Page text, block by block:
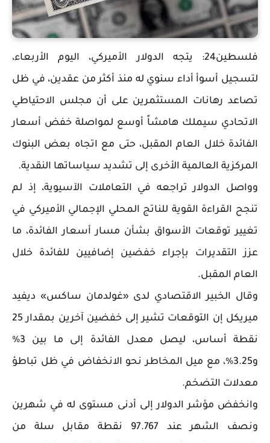
فلسطين24: يتجه الدولار الأميركي، اليوم الأربعاء،
لتسجيل أسوأ أداء سنوي له منذ أكثر من عقدين، في ظل
تصاعد رهانات المستثمرين على أن مجلس الاحتياطي
الاتحادي سيملك هامشاً أوسع لمواصلة خفض أسعار
الفائدة خلال العام المقبل، حتى مع اتجاه بعض البنوك
المركزية العالمية الأخرى إلى تشديد سياساتها النقدية.
وواصل الدولار تراجعه في التعاملات الآسيوية، إذ لم
تنجح القراءة القوية للناتج المحلي الإجمالي الأميركي في
تغيير توقعات الأسواق بشأن مسار أسعار الفائدة، ما
عزز التقديرات بإجراء خفضين إضافيين للفائدة خلال
العام المقبل.
وقال الخبير الاقتصادي لدى «غولدمان ساكس» ديفيد
ميريكل إن التوقعات تشير إلى خفضين آخرين بمقدار 25
نقطة أساس، ليصل معدل الفائدة إلى ما بين 3%
و3.25%، مع ميل المخاطر نحو الانخفاض في ظل تباطؤ
معدلات التضخم.
وانخفض مؤشر الدولار إلى أدنى مستوى له في شهرين
ونصف الشهر عند 97.767 نقطة مقابل سلة من